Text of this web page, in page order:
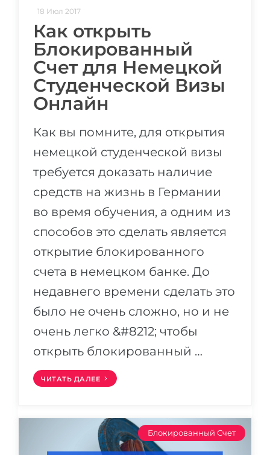
18 Июл 2017
Как открыть
Блокированный
Счет для Немецкой
Студенческой Визы
Онлайн
Как вы помните, для открытия
немецкой студенческой визы
требуется доказать наличие
средств на жизнь в Германии
во время обучения, а одним из
способов это сделать является
открытие блокированного
счета в немецком банке. До
недавнего времени сделать это
было не очень сложно, но и не
очень легко &#8212; чтобы
открыть блокированный …
ЧИТАТЬ ДАЛЕЕ
Блокированный Счет